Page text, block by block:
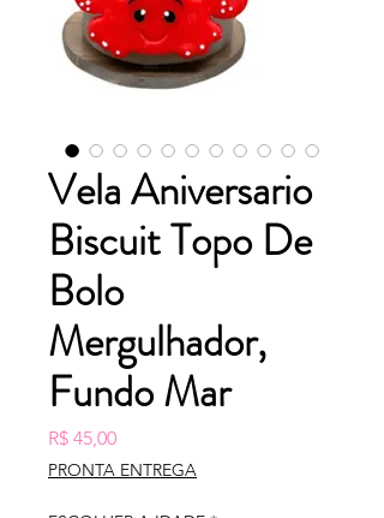
Vela Aniversario
Biscuit Topo De
Bolo
Mergulhador,
Fundo Mar
R$ 45,00Preço
PRONTA ENTREGA